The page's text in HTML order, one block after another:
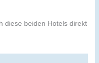
diese beiden Hotels direkt